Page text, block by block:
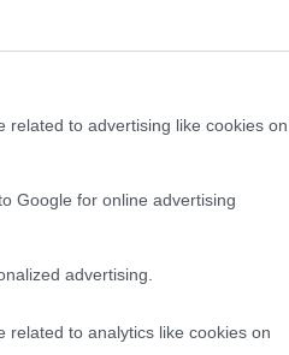
related to advertising like cookies on
Google for online advertising
advertising.
related to analytics like cookies on